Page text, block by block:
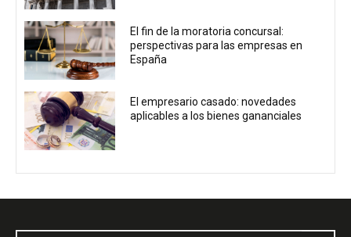
El fin de la moratoria concursal:
perspectivas para las empresas en
España
El empresario casado: novedades
aplicables a los bienes gananciales